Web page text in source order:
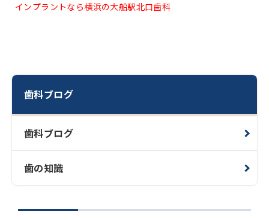
歯科ブログ
歯科ブログ
歯の知識
インプラントなら横浜の大船駅北口歯科